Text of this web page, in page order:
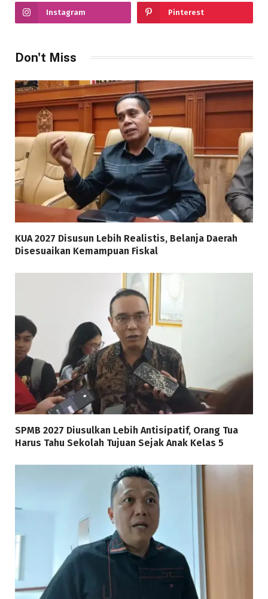
Instagram Pinterest
Don't Miss
KUA 2027 Disusun Lebih Realistis, Belanja Daerah
Disesuaikan Kemampuan Fiskal
SPMB 2027 Diusulkan Lebih Antisipatif, Orang Tua
Harus Tahu Sekolah Tujuan Sejak Anak Kelas 5